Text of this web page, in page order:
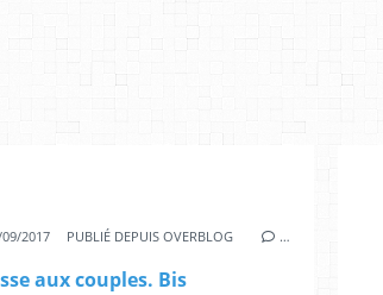
2017 PUBLIÉ DEPUIS OVERBLOG …
aux couples. Bis